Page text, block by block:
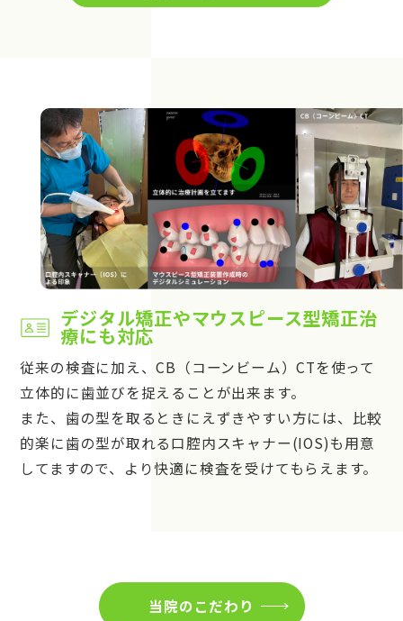
デジタル矯正やマウスピース型矯正治
療にも対応
従来の検査に加え、CB（コーンビーム）CTを使って
立体的に歯並びを捉えることが出来ます。
また、歯の型を取るときにえずきやすい方には、比較
的楽に歯の型が取れる口腔内スキャナー(IOS)も用意
してますので、より快適に検査を受けてもらえます。
当院のこだわり